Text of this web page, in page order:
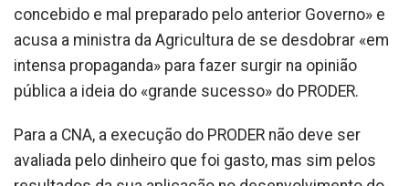
concebido e mal preparado pelo anterior Governo» e
acusa a ministra da Agricultura de se desdobrar «em
intensa propaganda» para fazer surgir na opinião
pública a ideia do «grande sucesso» do PRODER.
Para a CNA, a execução do PRODER não deve ser
avaliada pelo dinheiro que foi gasto, mas sim pelos